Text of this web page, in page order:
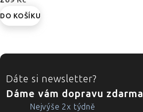
DO KOŠÍKU
ZÁPATÍ
Dáte si newsletter?
Dáme vám dopravu zdarma
Nejvýše 2x týdně